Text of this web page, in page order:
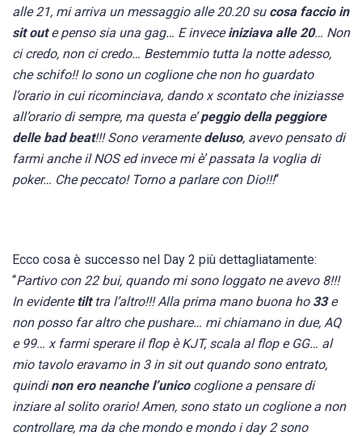
alle 21, mi arriva un messaggio alle 20.20 su cosa faccio in
sit oute penso sia una gag… E inveceiniziava alle 20… Non
ci credo, non ci credo… Bestemmio tutta la notte adesso,
che schifo!! Io sono un coglione che non ho guardato
l’orario in cui ricominciava, dando x scontato che iniziasse
all’orario di sempre, ma questa e’peggio della peggiore
delle bad beat!!! Sono veramentedeluso, avevo pensato di
farmi anche il NOS ed invece mi è’ passata la voglia di
poker… Che peccato! Torno a parlare con Dio!!!“
Ecco cosa è successo nel Day 2 più dettagliatamente:
“Partivo con 22 bui, quando mi sono loggato ne avevo 8!!!
In evidentetilt tra l’altro!!! Alla prima mano buona ho 33e
non posso far altro che pushare… mi chiamano in due, AQ
e 99… x farmi sperare il flop è KJT, scala al flop e GG… al
mio tavolo eravamo in 3 in sit out quando sono entrato,
quindinon ero neanche l’unicocoglione a pensare di
inziare al solito orario! Amen, sono stato un coglione a non
controllare, ma da che mondo e mondo i day 2 sono